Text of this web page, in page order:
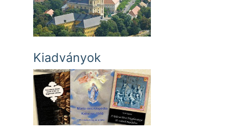
Kiadványok